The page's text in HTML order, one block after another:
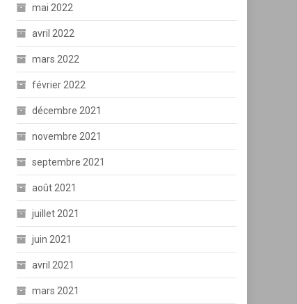
mai 2022
avril 2022
mars 2022
février 2022
décembre 2021
novembre 2021
septembre 2021
août 2021
juillet 2021
juin 2021
avril 2021
mars 2021